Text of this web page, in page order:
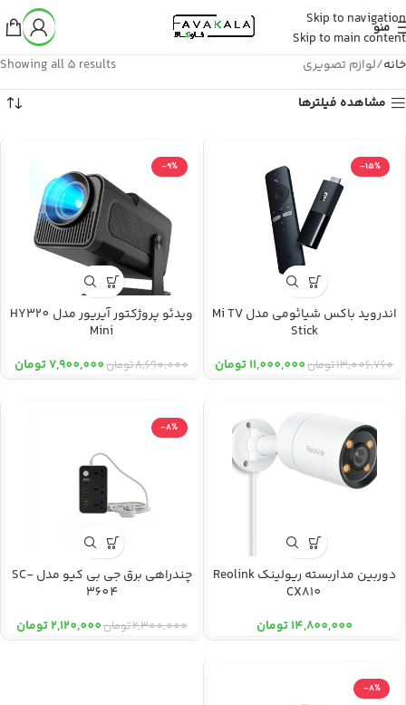
Skip to navigation
Skip to main content
منو
خانه لوازم تصویری
Showing all 5 results
مشاهده فیلترها
-15%
اندروید باکس شیائومی مدل Mi TV
Stick
13,006,760تومان11,000,000تومان
-9%
ویدئو پروژکتور آیریور مدل HY320
Mini
8,690,000تومان7,900,000تومان
دوربین مداربسته ریولینک Reolink
CX810
14,800,000تومان
-8%
چندراهی برق جی بی کیو مدل SC-
3604
2,300,000تومان2,120,000تومان
-8%